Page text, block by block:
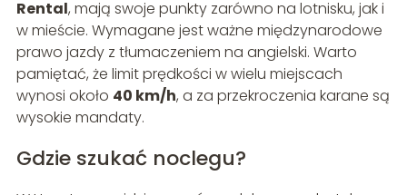
Rental, mają swoje punkty zarówno na lotnisku, jak i
w mieście. Wymagane jest ważne międzynarodowe
prawo jazdy z tłumaczeniem na angielski. Warto
pamiętać, że limit prędkości w wielu miejscach
wynosi około 40 km/h, a za przekroczenia karane są
wysokie mandaty.
Gdzie szukać noclegu?